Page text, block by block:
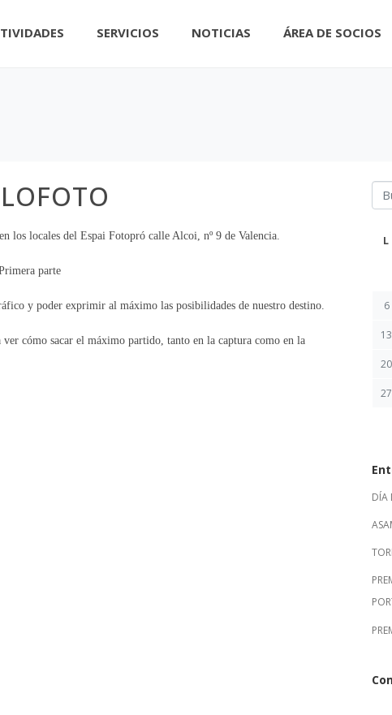
SERVICIOS NOTICIAS ÁREA DE SOCIOS
los locales del Espai Fotopró calle Alcoi, nº 9 de Valencia.
parte
y poder exprimir al máximo las posibilidades de nuestro destino.
cómo sacar el máximo partido, tanto en la captura como en la
L
6
13
20
27
DÍA